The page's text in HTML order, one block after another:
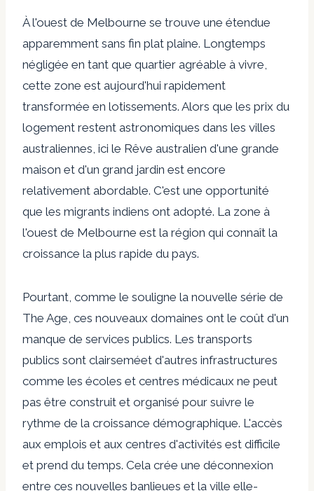
À l'ouest de Melbourne se trouve une étendue
apparemment sans fin plat plaine. Longtemps
négligée en tant que quartier agréable à vivre,
cette zone est aujourd'hui rapidement
transformée en lotissements. Alors que les prix du
logement restent astronomiques dans les villes
australiennes, ici le Rêve australien d'une grande
maison et d'un grand jardin est encore
relativement abordable. C'est une opportunité
que les migrants indiens ont adopté. La zone à
l'ouest de Melbourne est la région qui connaît la
croissance la plus rapide du pays.
Pourtant, comme le souligne la nouvelle série de
The Age, ces nouveaux domaines ont le coût d'un
manque de services publics. Les transports
publics sont clairseméet d'autres infrastructures
comme les écoles et centres médicaux ne peut
pas être construit et organisé pour suivre le
rythme de la croissance démographique. L'accès
aux emplois et aux centres d'activités est difficile
et prend du temps. Cela crée une déconnexion
entre ces nouvelles banlieues et la ville elle-